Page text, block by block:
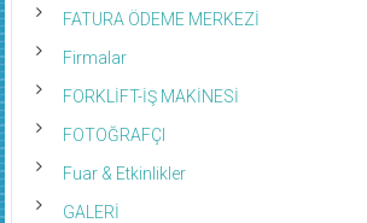
FATURA ÖDEME MERKEZİ
Firmalar
FORKLİFT-İŞ MAKİNESİ
FOTOĞRAFÇI
Fuar & Etkinlikler
GALERİ